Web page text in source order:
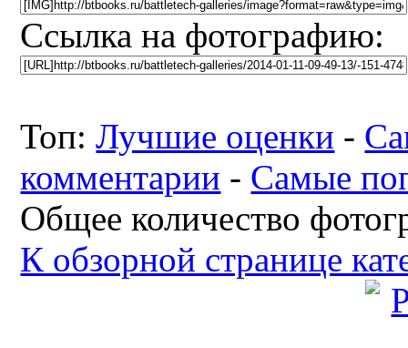
Ссылка на фотографию:
Топ:Лучшие оценки -
комментарии - Самые
Общее количество
К обзорной странице